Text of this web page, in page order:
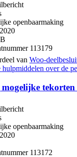
openbaarmaking
113179
van Woo-
hulpmiddelen over de
tekorten
openbaarmaking
113172